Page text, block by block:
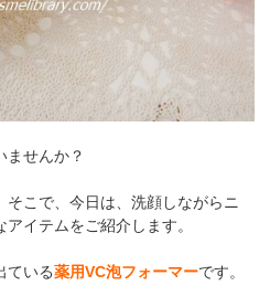
ませんか？
こで、今日は、洗顔しながらニ
イテムをご紹介します。
ている薬用VC泡フォーマーです。